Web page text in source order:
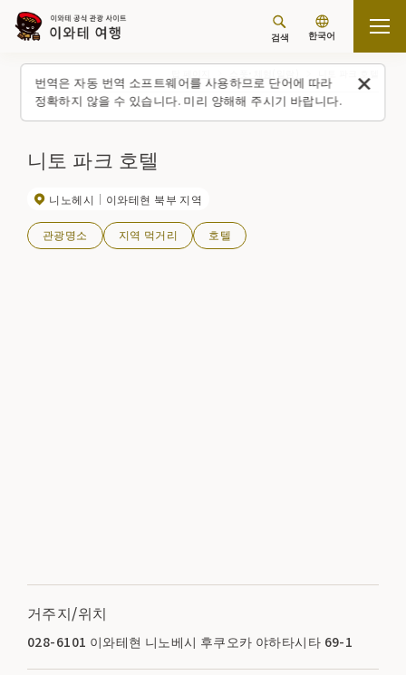
번역은 자동 번역 소프트웨어를 사용하므로 단어에 따라
정확하지 않을 수 있습니다. 미리 양해해 주시기 바랍니다.
검색 한국어
니토 파크 호텔
니노헤시 이와테현 북부 지역
관광명소 지역 먹거리 호텔
거주지/위치
028-6101 이와테현 니노베시 후쿠오카 야하타시타 69-1